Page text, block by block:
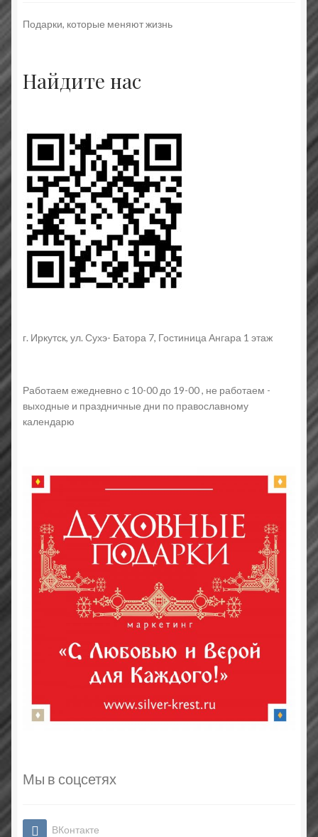
Подарки, которые меняют жизнь
Найдите нас
г. Иркутск, ул. Сухэ- Батора 7, Гостиница Ангара 1 этаж
Работаем ежедневно с 10-00 до 19-00 , не работаем -
выходные и праздничные дни по православному
календарю
Мы в соцсетях
ВКонтакте